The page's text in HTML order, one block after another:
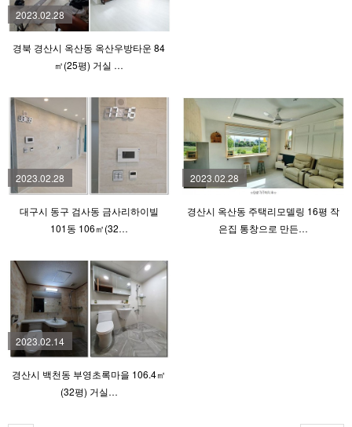
2023.02.28
경북 경산시 옥산동 옥산우방타운 84
㎡(25평) 거실 …
2023.02.28
대구시 동구 검사동 금사리하이빌
101동 106㎡(32…
2023.02.28
경산시 옥산동 주택리모델링 16평 작
은집 통창으로 만든…
2023.02.14
경산시 백천동 부영초록마을 106.4㎡
(32평) 거실…